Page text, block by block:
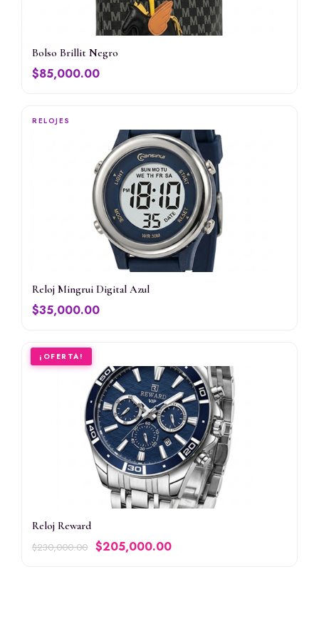
Bolso Brillit Negro
$85,000.00
RELOJES
Reloj Mingrui Digital Azul
$35,000.00
RELOJES
¡OFERTA!
Reloj Reward
$230,000.00 Original
$205,000.00Current